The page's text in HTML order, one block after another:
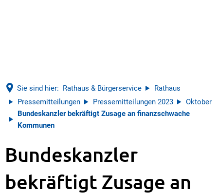
Sie sind hier: Rathaus & Bürgerservice
Rathaus
Pressemitteilungen
Pressemitteilungen 2023
Oktober
Bundeskanzler bekräftigt Zusage an finanzschwache
Kommunen
Bundeskanzler
bekräftigt Zusage an